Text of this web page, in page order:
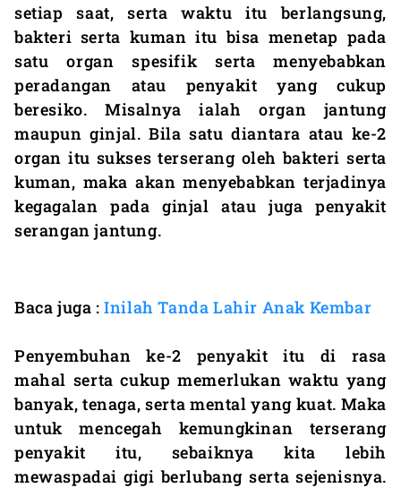
setiap saat, serta waktu itu berlangsung,
bakteri serta kuman itu bisa menetap pada
satu organ spesifik serta menyebabkan
peradangan atau penyakit yang cukup
beresiko. Misalnya ialah organ jantung
maupun ginjal. Bila satu diantara atau ke-2
organ itu sukses terserang oleh bakteri serta
kuman, maka akan menyebabkan terjadinya
kegagalan pada ginjal atau juga penyakit
serangan jantung.
Baca juga :Inilah Tanda Lahir Anak Kembar
Penyembuhan ke-2 penyakit itu di rasa
mahal serta cukup memerlukan waktu yang
banyak, tenaga, serta mental yang kuat. Maka
untuk mencegah kemungkinan terserang
penyakit itu, sebaiknya kita lebih
mewaspadai gigi berlubang serta sejenisnya.